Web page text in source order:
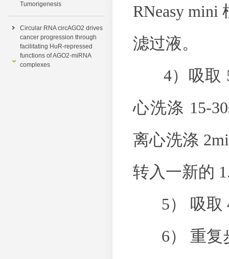
Tumorigenesis
Circular RNA circAGO2 drives
cancer progression through
facilitating HuR-repressed
functions of AGO2-miRNA
complexes
RNeasy mini
滤过液。
4）吸取
心洗涤 15-
离心洗涤
转入一新的
5） 吸取
6） 重复